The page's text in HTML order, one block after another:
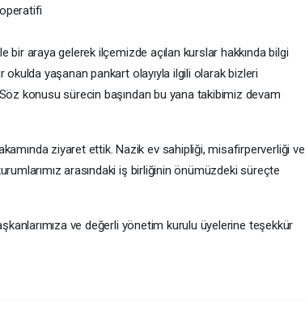
araya gelerek ilçemizde açılan kurslar hakkında bilgi
okulda yaşanan pankart olayıyla ilgili olarak bizleri
konusu sürecin başından bu yana takibimiz devam
ziyaret ettik. Nazik ev sahipliği, misafirperverliği ve
arasındaki iş birliğinin önümüzdeki süreçte
ve değerli yönetim kurulu üyelerine teşekkür